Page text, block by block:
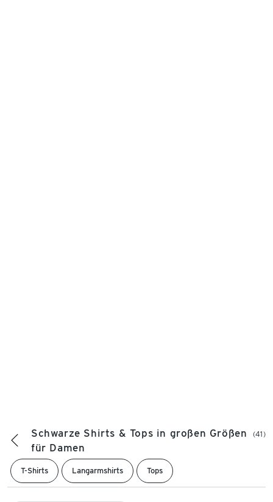
Schwarze Shirts & Tops in großen Größen
für Damen
(41)
T-Shirts Langarmshirts Tops